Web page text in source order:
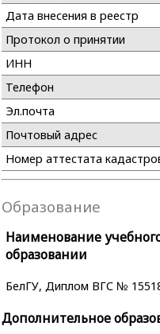
Дата внесения в реестр
Протокол о принятии
ИНН
Телефон
Эл.почта
Почтовый адрес
Номер аттестата
Образование
Наименование
образовании
БелГУ, Диплом ВГС №
Дополнительное